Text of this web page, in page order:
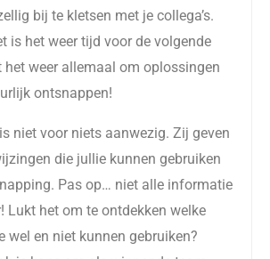
bij te kletsen met je collega’s.
is het weer tijd voor de volgende
het weer allemaal om oplossingen
ontsnappen!
niet voor niets aanwezig. Zij geven
die jullie kunnen gebruiken
Pas op… niet alle informatie
Lukt het om te ontdekken welke
wel en niet kunnen gebruiken?